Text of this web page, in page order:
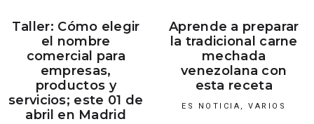
Taller: Cómo elegir
el nombre
comercial para
empresas,
productos y
servicios; este 01 de
abril en Madrid
Aprende a preparar
la tradicional carne
mechada
venezolana con
esta receta
ES NOTICIA ,VARIOS